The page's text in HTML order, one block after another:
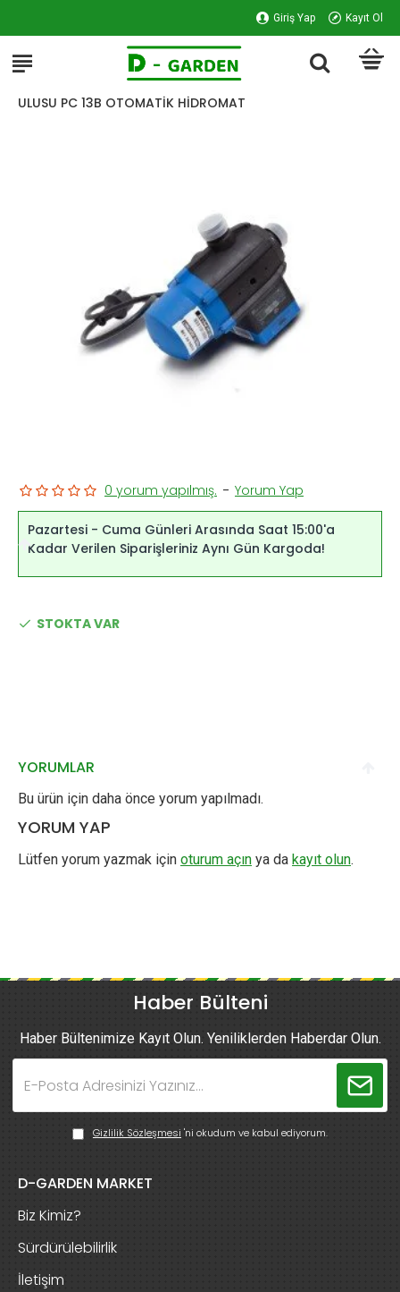
Giriş Yap Kayıt Ol
ULUSU PC 13B OTOMATİK HİDROMAT
Pazartesi - Cuma Günleri Arasında Saat 15:00'a
Kadar Verilen Siparişleriniz Aynı Gün Kargoda!
STOKTA VAR
0 yorum yapılmış. - Yorum Yap
YORUMLAR
Bu ürün için daha önce yorum yapılmadı.
YORUM YAP
Lütfen yorum yazmak için oturum açın ya da kayıt olun.
Haber Bülteni
Haber Bültenimize Kayıt Olun. Yeniliklerden Haberdar Olun.
Gizlilik Sözleşmesi 'ni okudum ve kabul ediyorum.
D-GARDEN MARKET
Biz Kimiz?
Sürdürülebilirlik
İletişim